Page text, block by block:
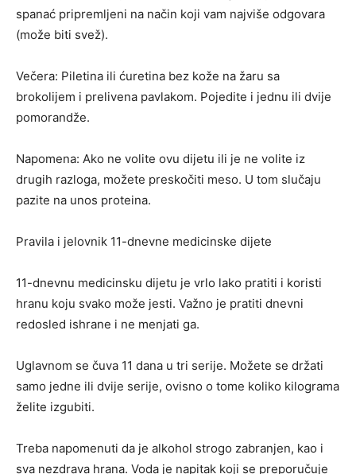
spanać pripremljeni na način koji vam najviše odgovara
(može biti svež).
Večera: Piletina ili ćuretina bez kože na žaru sa
brokolijem i prelivena pavlakom. Pojedite i jednu ili dvije
pomorandže.
Napomena: Ako ne volite ovu dijetu ili je ne volite iz
drugih razloga, možete preskočiti meso. U tom slučaju
pazite na unos proteina.
Pravila i jelovnik 11-dnevne medicinske dijete
11-dnevnu medicinsku dijetu je vrlo lako pratiti i koristi
hranu koju svako može jesti. Važno je pratiti dnevni
redosled ishrane i ne menjati ga.
Uglavnom se čuva 11 dana u tri serije. Možete se držati
samo jedne ili dvije serije, ovisno o tome koliko kilograma
želite izgubiti.
Treba napomenuti da je alkohol strogo zabranjen, kao i
sva nezdrava hrana. Voda je napitak koji se preporučuje